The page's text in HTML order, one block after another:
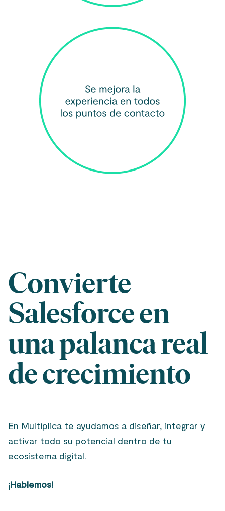
Convierte
Salesforce en
una palanca real
de crecimiento
En Multiplica te ayudamos a diseñar, integrar y
activar todo su potencial dentro de tu
ecosistema digital.
¡Hablemos!